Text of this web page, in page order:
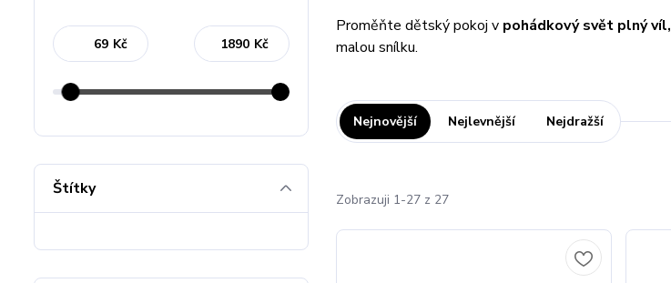
Proměňte dětský pokoj v pohádkový svět plný
malou snílku.
Nejnovější Nejlevnější Nejdražší
Zobrazuji 1-27 z 27
Kč Kč
Štítky